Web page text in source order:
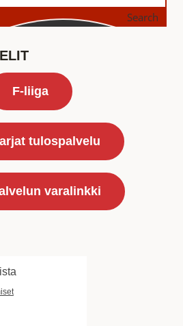
Search
F-liiga
tulospalvelu
varalinkki